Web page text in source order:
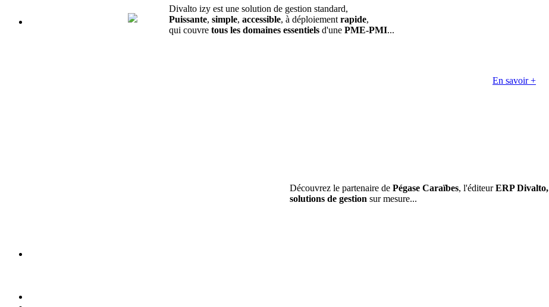
Divalto izy est une solution de gestion standard,
Puissante, simple, accessible, à déploiement rapide,
qui couvre tous les domaines essentiels d'une PME-PMI...
En savoir +
Découvrez le partenaire de Pégase Caraïbes, l'éditeurERP Divalto,
solutions de gestion sur mesure...